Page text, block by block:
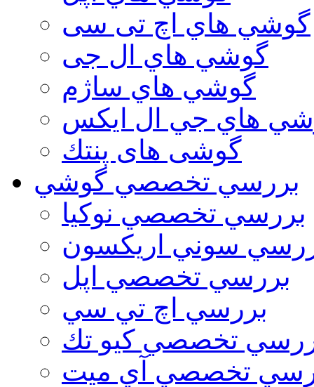
گوشي هاي اچ تی سی
گوشي هاي ال جی
گوشي هاي ساژم
هاي جي ال ايكس
گوشی های پنتك
بررسي تخصصي گوشي
بررسي تخصصي نوكيا
سوني اريكسون
بررسي تخصصي اپل
بررسي اچ تي سي
تخصصي كيو تك
تخصصي آي ميت